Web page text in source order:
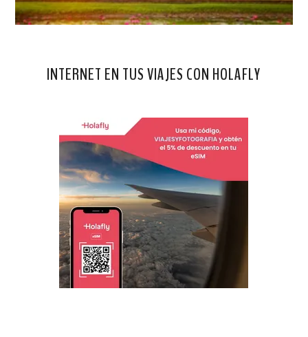
INTERNET EN TUS VIAJES CON HOLAFLY